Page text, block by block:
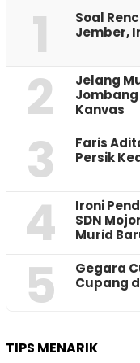
1
‎Soal
Jember,
2
Jelang
Kanvas
3
Faris
Persik
4
Ironi
SDN
Murid
5
‎Gegara
Cupang
TIPS MENARIK